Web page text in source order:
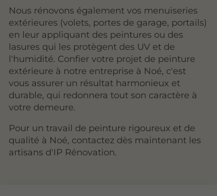
Nous rénovons également vos menuiseries
extérieures (volets, portes de garage, portails)
en leur appliquant des peintures ou des
lasures qui les protègent des UV et de
l'humidité. Confier votre projet de peinture
extérieure à notre entreprise à Noé, c'est
vous assurer un résultat harmonieux et
durable, qui redonnera tout son caractère à
votre demeure.
Pour un travail de peinture rigoureux et de
qualité à Noé, contactez dès maintenant les
artisans d'IP Rénovation.